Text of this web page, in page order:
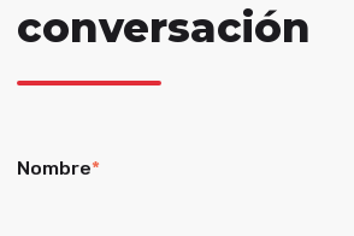
conversación
Nombre*